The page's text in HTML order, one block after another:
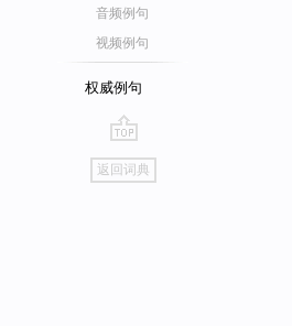
音频例句
视频例句
权威例句
go
top
返回词典